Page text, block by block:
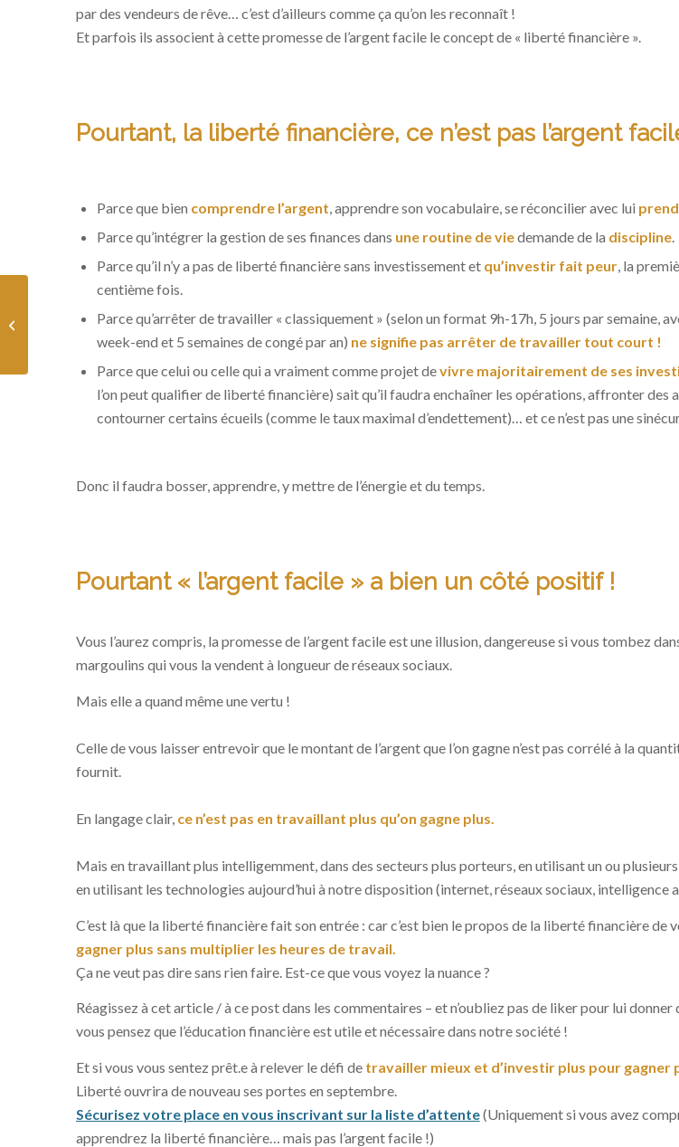
par des vendeurs de rêve… c’est d’ailleurs comme ça qu’on les reconnaît !
Et parfois ils associent à cette promesse de l’argent facile le concept de « liberté financière ».
Pourtant, la liberté financière, ce n’est pas l’argent
Parce que bien comprendre l’argent, apprendre son vocabulaire, se réconcilier avec lui
Parce qu’intégrer la gestion de ses finances dans une routine de viedemande de la discipline.
Parce qu’il n’y a pas de liberté financière sans investissement et qu’investir fait peur, la
centième fois.
Parce qu’arrêter de travailler « classiquement » (selon un format 9h-17h, 5 jours par semaine,
week-end et 5 semaines de congé par an) ne signifie pas arrêter de travailler tout court !
Parce que celui ou celle qui a vraiment comme projet devivre majoritairement de ses
l’on peut qualifier de liberté financière) sait qu’il faudra enchaîner les opérations, affronter des
contourner certains écueils (comme le taux maximal d’endettement)… et ce n’est pas une
Donc il faudra bosser, apprendre, y mettre de l’énergie et du temps.
Pourtant « l’argent facile » a bien un côté positif !
Vous l’aurez compris, la promesse de l’argent facile est une illusion, dangereuse si vous tombez
margoulins qui vous la vendent à longueur de réseaux sociaux.
Mais elle a quand même une vertu !
Celle de vous laisser entrevoir que le montant de l’argent que l’on gagne n’est pas corrélé à la
fournit.
En langage clair, ce n’est pas en travaillant plus qu’on gagne plus.
Mais en travaillant plus intelligemment, dans des secteurs plus porteurs, en utilisant un ou plusieurs
en utilisant les technologies aujourd’hui à notre disposition (internet, réseaux sociaux, intelligence
C’est là que la liberté financière fait son entrée : car c’est bien le propos de la liberté financière de
gagner plus sans multiplier les heures de travail.
Ça ne veut pas dire sans rien faire. Est-ce que vous voyez la nuance ?
Réagissez à cet article / à ce postdans les commentaires – et n’oubliez pas de liker pour lui
vous pensez que l’éducation financière est utile et nécessaire dans notre société !
Et si vous vous sentez prêt.e à relever le défi de travailler mieux et d’investir plus pour gagner
Liberté ouvrira de nouveau ses portes en septembre.
Sécurisez votre place en vous inscrivant sur la liste d’attente(Uniquement si vous avez
apprendrez la liberté financière… mais pas l’argent facile !)
L’argent ne rémunérera